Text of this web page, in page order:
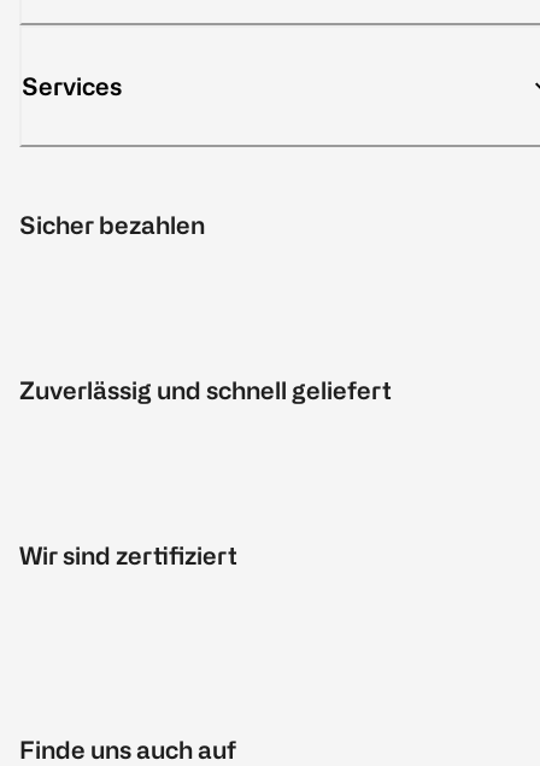
Services
Sicher bezahlen
Zuverlässig und schnell geliefert
Wir sind zertifiziert
Finde uns auch auf